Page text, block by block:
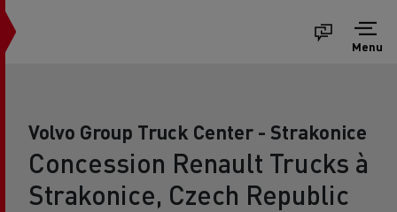
Menu
Volvo Group Truck Center - Strakonice
Concession Renault Trucks à
Strakonice, Czech Republic